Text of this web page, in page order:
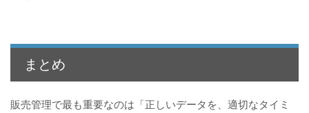
まとめ
販売管理で最も重要なのは「正しいデータを、適切なタイミ